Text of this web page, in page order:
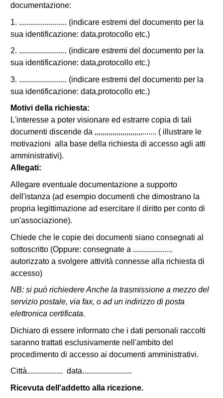
documentazione:
1. ........................ (indicare estremi del documento per la
sua identificazione: data,protocollo etc.)
2. ........................ (indicare estremi del documento per la
sua identificazione: data,protocollo etc.)
3. ........................ (indicare estremi del documento per la
sua identificazione: data,protocollo etc.)
Motivi della richiesta:
L'interesse a poter visionare ed estrarre copia di tali
documenti discende da ,,,,,,,,,,,,,,,,,,,,,,,,....... ( illustrare le
motivazioni alla base della richiesta di accesso agli atti
amministrativi).
Allegati:
Allegare eventuale documentazione a supporto
dell'istanza (ad esempio documenti che dimostrano la
propria legittimazione ad esercitare il diritto per conto di
un'associazione).
Chiede che le copie dei documenti siano consegnati al
sottoscritto (Oppure: consegnate a ....................
autorizzato a svolgere attività connesse alla richiesta di
accesso)
NB: si può richiedere Anche la trasmissione a mezzo del
servizio postale, via fax, o ad un indirizzo di posta
elettronica certificata.
Dichiaro di essere informato che i dati personali raccolti
saranno trattati esclusivamente nell'ambito del
procedimento di accesso ai documenti amministrativi.
Città.................. data.........................
Ricevuta dell'addetto alla ricezione.